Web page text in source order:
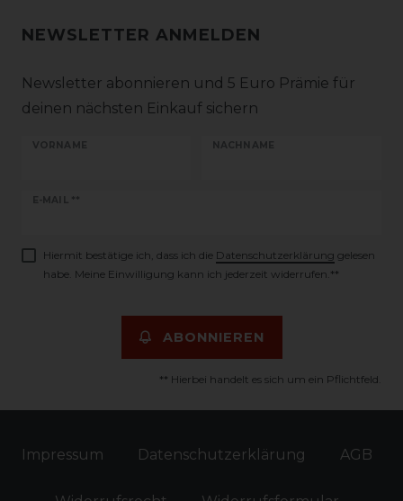
NEWSLETTER ANMELDEN
Newsletter abonnieren und 5 Euro Prämie für
deinen nächsten Einkauf sichern
VORNAME NACHNAME
E-MAIL **
Newsletter
Hiermit bestätige ich, dass ich die Daten­schutz­erklärung gelesen
habe. Meine Einwilligung kann ich jederzeit widerrufen.**
ABONNIEREN
** Hierbei handelt es sich um ein Pflichtfeld.
Impressum Daten­schutz­erklärung AGB